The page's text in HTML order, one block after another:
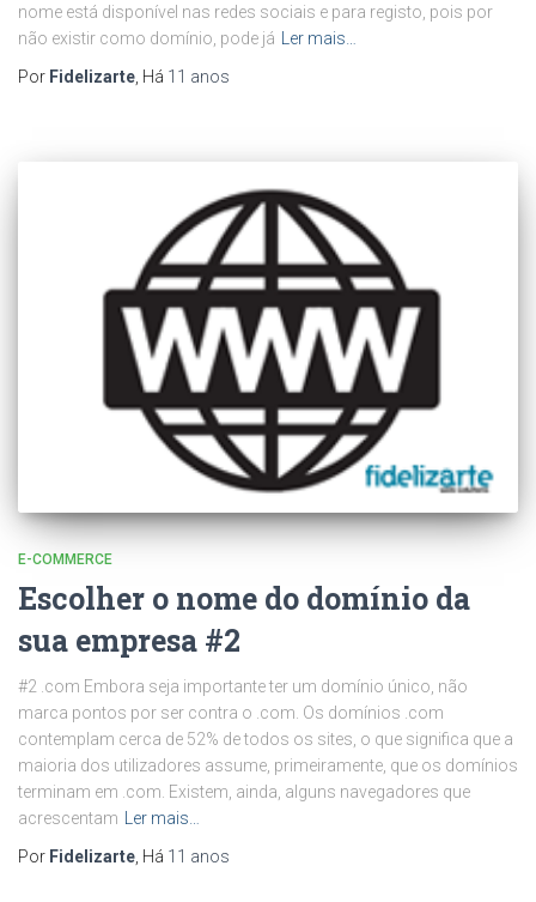
nome está disponível nas redes sociais e para registo, pois por
não existir como domínio, pode já
Ler mais…
Por Fidelizarte , Há 11 anos
E-COMMERCE
Escolher o nome do domínio da
sua empresa #2
#2 .com Embora seja importante ter um domínio único, não
marca pontos por ser contra o .com. Os domínios .com
contemplam cerca de 52% de todos os sites, o que significa que a
maioria dos utilizadores assume, primeiramente, que os domínios
terminam em .com. Existem, ainda, alguns navegadores que
acrescentam Ler mais…
Por Fidelizarte , Há 11 anos